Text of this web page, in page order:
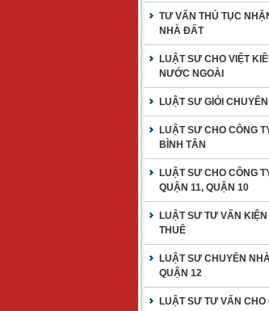
TƯ VẤN THỦ TỤC
NHÀ ĐẤT
LUẬT SƯ CHO VIỆT
NƯỚC NGOÀI
LUẬT SƯ GIỎI
LUẬT SƯ CHO CÔNG
BÌNH TÂN
LUẬT SƯ CHO CÔNG
QUẬN 11, QUẬN 10
LUẬT SƯ TƯ VẤN
THUÊ
LUẬT SƯ CHUYÊN
QUẬN 12
LUẬT SƯ TƯ VẤN CHO